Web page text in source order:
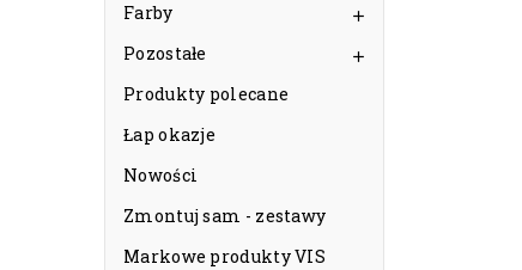
Farby 
Pozostałe 
Produkty polecane
Łap okazje
Nowości
Zmontuj sam - zestawy
Markowe produkty VIS